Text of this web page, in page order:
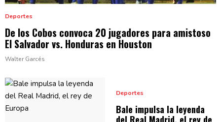
Deportes
De los Cobos convoca 20 jugadores para amistoso
El Salvador vs. Honduras en Houston
Walter Garcés
Deportes
Bale impulsa la leyenda
del Real Madrid, el rey de